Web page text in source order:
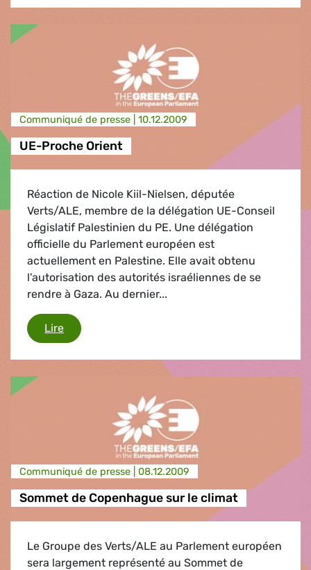
Communiqué de presse | 10.12.2009
UE-Proche Orient
Réaction de Nicole Kiil-Nielsen, députée
Verts/ALE, membre de la délégation UE-Conseil
Législatif Palestinien du PE. Une délégation
officielle du Parlement européen est
actuellement en Palestine. Elle avait obtenu
l'autorisation des autorités israéliennes de se
rendre à Gaza. Au dernier...
LireUE-Proche Orient
Communiqué de presse | 08.12.2009
Sommet de Copenhague sur le climat
Le Groupe des Verts/ALE au Parlement européen
sera largement représenté au Sommet de